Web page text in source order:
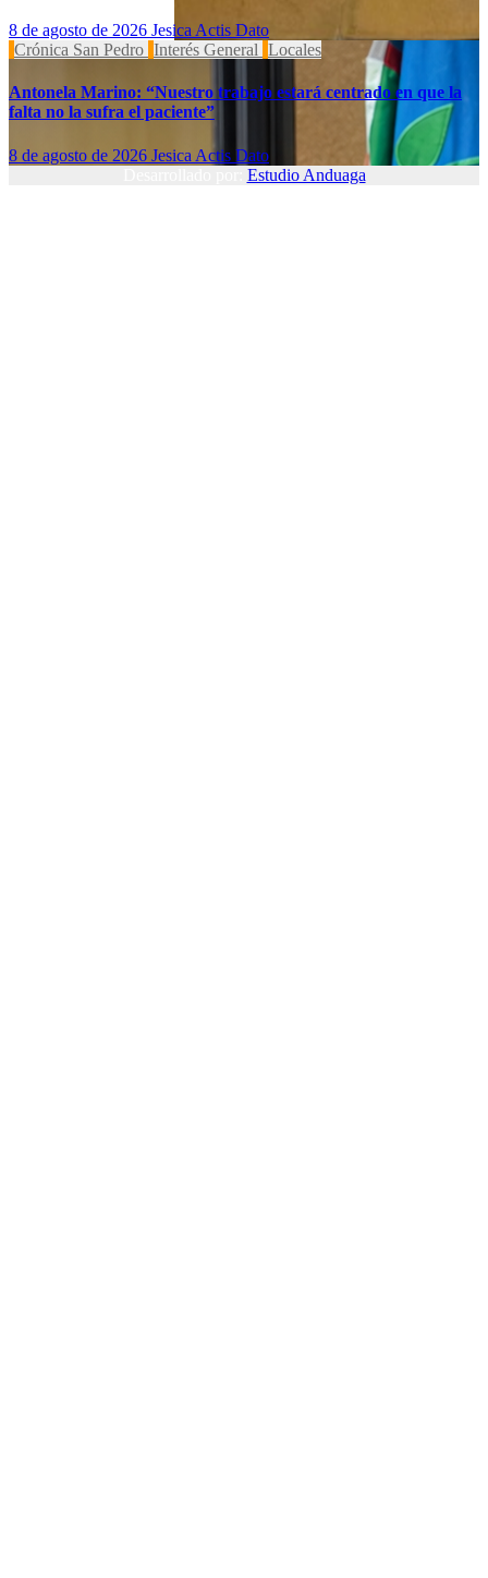
8 de agosto de 2026 Jesica Actis Dato
Crónica San Pedro Interés General Locales
Antonela Marino: “Nuestro trabajo estará centrado en que la
falta no la sufra el paciente”
8 de agosto de 2026 Jesica Actis Dato
Estudio Anduaga